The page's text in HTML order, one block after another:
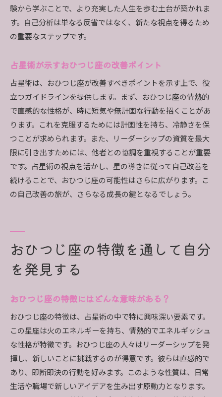
験から学ぶことで、より充実した人生を歩む土台が築かれま
す。自己分析は単なる反省ではなく、新たな視点を得るため
の重要なステップです。
占星術が示すおひつじ座の改善ポイント
占星術は、おひつじ座が改善すべきポイントを示す上で、役
立つガイドラインを提供します。まず、おひつじ座の情熱的
で直感的な性格が、時に短気や無計画な行動を招くことがあ
ります。これを克服するためには計画性を持ち、冷静さを保
つことが求められます。また、リーダーシップの資質を最大
限に引き出すためには、他者との協調を重視することが重要
です。占星術の視点を活かし、星の導きに従って自己改善を
続けることで、おひつじ座の可能性はさらに広がります。こ
の自己改善の旅が、さらなる成長の鍵となるでしょう。
おひつじ座の特徴を通して自分
を発見する
おひつじ座の特徴にはどんな意味がある？
おひつじ座の特徴は、占星術の中で特に興味深い要素です。
この星座は火のエネルギーを持ち、情熱的でエネルギッシュ
な性格が特徴です。おひつじ座の人々はリーダーシップを発
揮し、新しいことに挑戦するのが得意です。彼らは直感的で
あり、即断即決の行動を好みます。このような性質は、日常
生活や職場で新しいアイデアを生み出す原動力となります。